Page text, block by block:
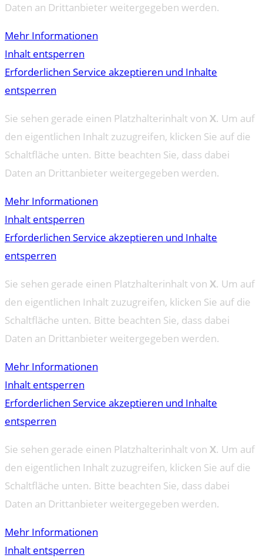
Daten an Drittanbieter weitergegeben werden.
Mehr Informationen
Inhalt entsperren
Erforderlichen Service akzeptieren und Inhalte
entsperren
Sie sehen gerade einen Platzhalterinhalt von X. Um auf
den eigentlichen Inhalt zuzugreifen, klicken Sie auf die
Schaltfläche unten. Bitte beachten Sie, dass dabei
Daten an Drittanbieter weitergegeben werden.
Mehr Informationen
Inhalt entsperren
Erforderlichen Service akzeptieren und Inhalte
entsperren
Sie sehen gerade einen Platzhalterinhalt von X. Um auf
den eigentlichen Inhalt zuzugreifen, klicken Sie auf die
Schaltfläche unten. Bitte beachten Sie, dass dabei
Daten an Drittanbieter weitergegeben werden.
Mehr Informationen
Inhalt entsperren
Erforderlichen Service akzeptieren und Inhalte
entsperren
Sie sehen gerade einen Platzhalterinhalt von X. Um auf
den eigentlichen Inhalt zuzugreifen, klicken Sie auf die
Schaltfläche unten. Bitte beachten Sie, dass dabei
Daten an Drittanbieter weitergegeben werden.
Mehr Informationen
Inhalt entsperren